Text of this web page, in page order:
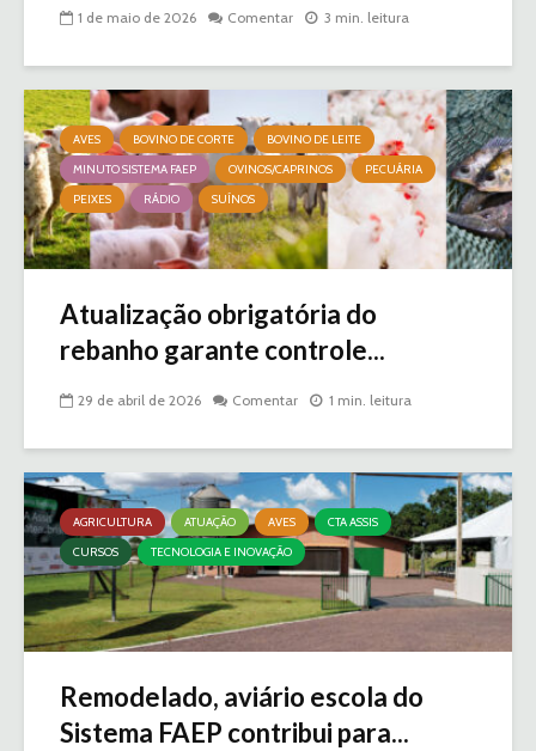
1 de maio de 2026 Comentar 3 min. leitura
AVES BOVINO DE CORTE
BOVINO DE LEITE
MINUTO SISTEMA FAEP
OVINOS/CAPRINOS
PECUÁRIA
PEIXES
RÁDIO SUÍNOS
Atualização obrigatória do
rebanho garante controle...
29 de abril de 2026 Comentar 1 min. leitura
AGRICULTURA ATUAÇÃO AVES
CTA ASSIS
CURSOS
TECNOLOGIA E INOVAÇÃO
Remodelado, aviário escola do
Sistema FAEP contribui para...